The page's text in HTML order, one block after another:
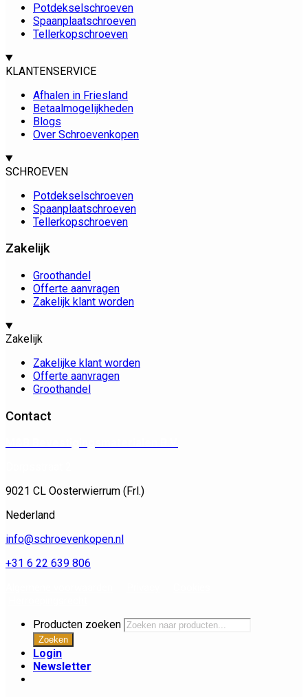
Potdekselschroeven
Spaanplaatschroeven
Tellerkopschroeven
KLANTENSERVICE
Afhalen in Friesland
Betaalmogelijkheden
Blogs
Over Schroevenkopen
SCHROEVEN
Potdekselschroeven
Spaanplaatschroeven
Tellerkopschroeven
Zakelijk
Groothandel
Offerte aanvragen
Zakelijk klant worden
Zakelijk
Zakelijke klant worden
Offerte aanvragen
Groothandel
Contact
9021 CL Oosterwierrum (Frl.)
Nederland
info@schroevenkopen.nl
+31 6 22 639 806
Producten zoeken
Zoeken
Login
Newsletter